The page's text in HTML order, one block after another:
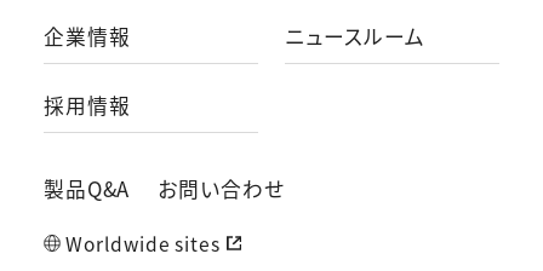
企業情報 ニュースルーム
採用情報
製品Q&A お問い合わせ
Worldwide sites